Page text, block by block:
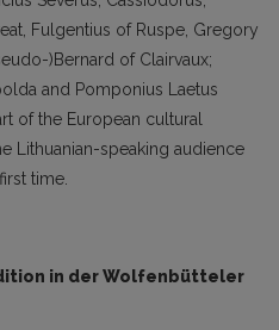
Fulgentius of Ruspe, Gregory
)Bernard of Clairvaux;
and Pomponius Laetus
of the European cultural
Lithuanian-speaking audience
time.
in der Wolfenbütteler